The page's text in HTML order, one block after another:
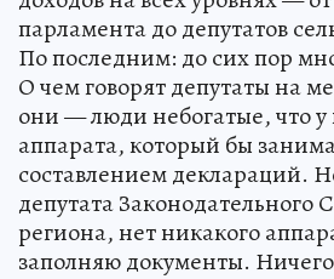
парламента до депутатов
По последним: до сих пор
О чем говорят депутаты на
они — люди небогатые, что у
аппарата, который бы
составлением деклараций.
депутата Законодательного
региона, нет никакого
заполняю документы.